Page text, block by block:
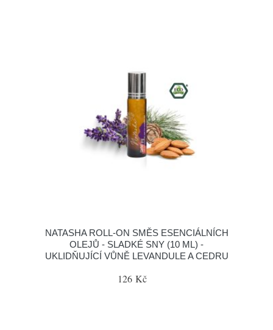
NATASHA ROLL-ON SMĚS ESENCIÁLNÍCH
OLEJŮ - SLADKÉ SNY (10 ML) -
UKLIDŇUJÍCÍ VŮNĚ LEVANDULE A CEDRU
126 Kč